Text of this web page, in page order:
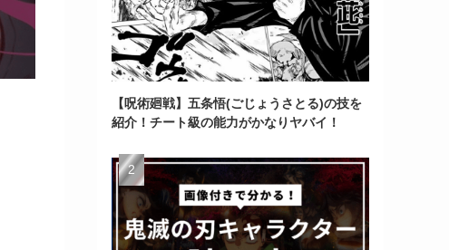
【呪術廻戦】五条悟(ごじょうさとる)の技を
紹介！チート級の能力がかなりヤバイ！